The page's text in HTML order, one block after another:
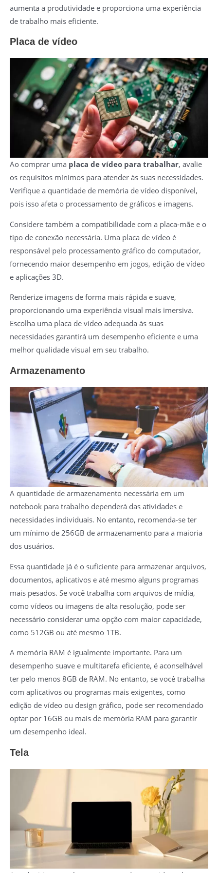
aumenta a produtividade e proporciona uma experiência
de trabalho mais eficiente.
Placa de vídeo
Ao comprar uma placa de vídeo para trabalhar, avalie
os requisitos mínimos para atender às suas necessidades.
Verifique a quantidade de memória de vídeo disponível,
pois isso afeta o processamento de gráficos e imagens.
Considere também a compatibilidade com a placa-mãe e o
tipo de conexão necessária. Uma placa de vídeo é
responsável pelo processamento gráfico do computador,
fornecendo maior desempenho em jogos, edição de vídeo
e aplicações 3D.
Renderize imagens de forma mais rápida e suave,
proporcionando uma experiência visual mais imersiva.
Escolha uma placa de vídeo adequada às suas
necessidades garantirá um desempenho eficiente e uma
melhor qualidade visual em seu trabalho.
Armazenamento
A quantidade de armazenamento necessária em um
notebook para trabalho dependerá das atividades e
necessidades individuais. No entanto, recomenda-se ter
um mínimo de 256GB de armazenamento para a maioria
dos usuários.
Essa quantidade já é o suficiente para armazenar arquivos,
documentos, aplicativos e até mesmo alguns programas
mais pesados. Se você trabalha com arquivos de mídia,
como vídeos ou imagens de alta resolução, pode ser
necessário considerar uma opção com maior capacidade,
como 512GB ou até mesmo 1TB.
A memória RAM é igualmente importante. Para um
desempenho suave e multitarefa eficiente, é aconselhável
ter pelo menos 8GB de RAM. No entanto, se você trabalha
com aplicativos ou programas mais exigentes, como
edição de vídeo ou design gráfico, pode ser recomendado
optar por 16GB ou mais de memória RAM para garantir
um desempenho ideal.
Tela